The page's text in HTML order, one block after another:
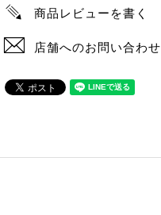
商品レビューを書く
店舗へのお問い合わせ